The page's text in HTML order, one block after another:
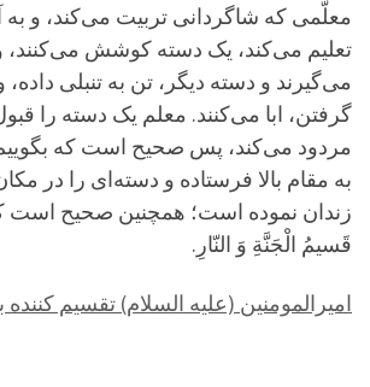
معلّمى که شاگردانى تربیت مى‌کند، و به
تعلیم مى‌کند، یک دسته کوشش می‌کنند،
مى‌گیرند و دسته دیگر، تن به تنبلى داده،
گرفتن، ابا مى‌کنند. معلم یک دسته را
مردود مى‌کند، پس صحیح است که
به مقام بالا فرستاده و دسته‌اى را در
زندان نموده است؛ همچنین صحیح است
قَسیمُ الْجَنَّةِ وَ النّارِ.
امیرالمومنین (علیه السلام) تقسیم